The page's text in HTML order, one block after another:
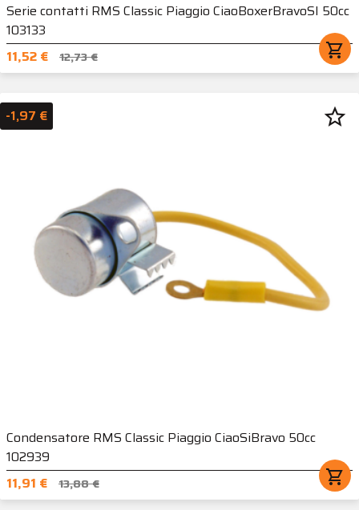
Serie contatti RMS Classic Piaggio CiaoBoxerBravoSI 50cc
103133
11,52 €
12,73 € shopping_cart
Condensatore RMS Classic Piaggio CiaoSiBravo 50cc
102939
11,91 €
13,88 € shopping_cart
-1,97 € star_border